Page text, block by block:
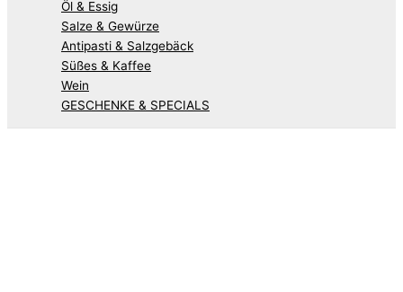
Öl & Essig
Salze & Gewürze
Antipasti & Salzgebäck
Süßes & Kaffee
Wein
GESCHENKE & SPECIALS